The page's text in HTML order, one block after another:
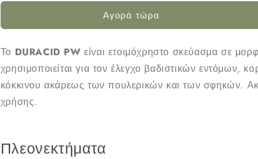
σκόνη
200g
εντομοκτόνο
σκόνη
200g
Αγορά τώρα
Το DURACID PW είναι ετοιμόχρηστο σκεύασμα σε
χρησιμοποιείται για τον έλεγχο βαδιστικών εντόμων,
κόκκινου ακάρεως των πουλερικών και των σφηκών.
χρήσης.
Πλεονεκτήματα